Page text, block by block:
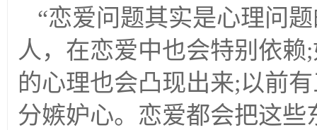
“恋爱问题其实是心理问
人，在恋爱中也会特别依
的心理也会凸现出来;以前
分嫉妒心。恋爱都会把这些